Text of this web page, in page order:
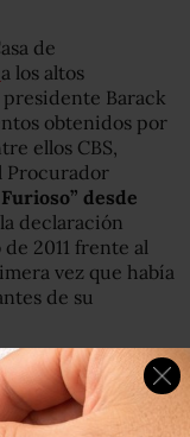
de
a los altos
Barack
obtenidos por
ellos CBS,
Procurador
desde
declaración
2011 frente al
vez que había
de su
la Cámara de
sostuvo